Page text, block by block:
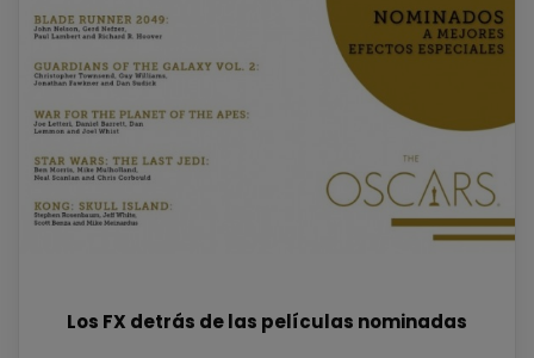
Los FX detrás de las películas nominadas